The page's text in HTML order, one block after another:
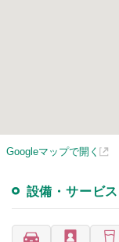
Googleマップで開く
設備・サービス